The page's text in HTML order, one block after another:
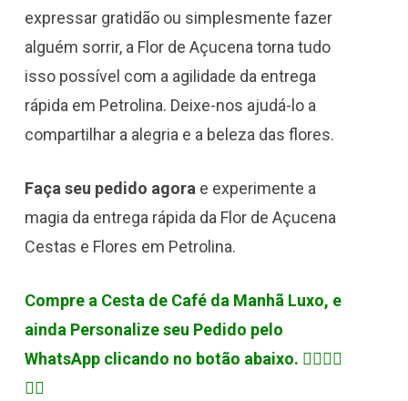
expressar gratidão ou simplesmente fazer
alguém sorrir, a Flor de Açucena torna tudo
isso possível com a agilidade da entrega
rápida em Petrolina. Deixe-nos ajudá-lo a
compartilhar a alegria e a beleza das flores.
Faça seu pedido agora e experimente a
magia da entrega rápida da Flor de Açucena
Cestas e Flores em Petrolina.
Compre a Cesta de Café da Manhã Luxo, e
ainda Personalize seu Pedido pelo
WhatsApp clicando no botão abaixo. 👇🏽👇🏽
👇🏽